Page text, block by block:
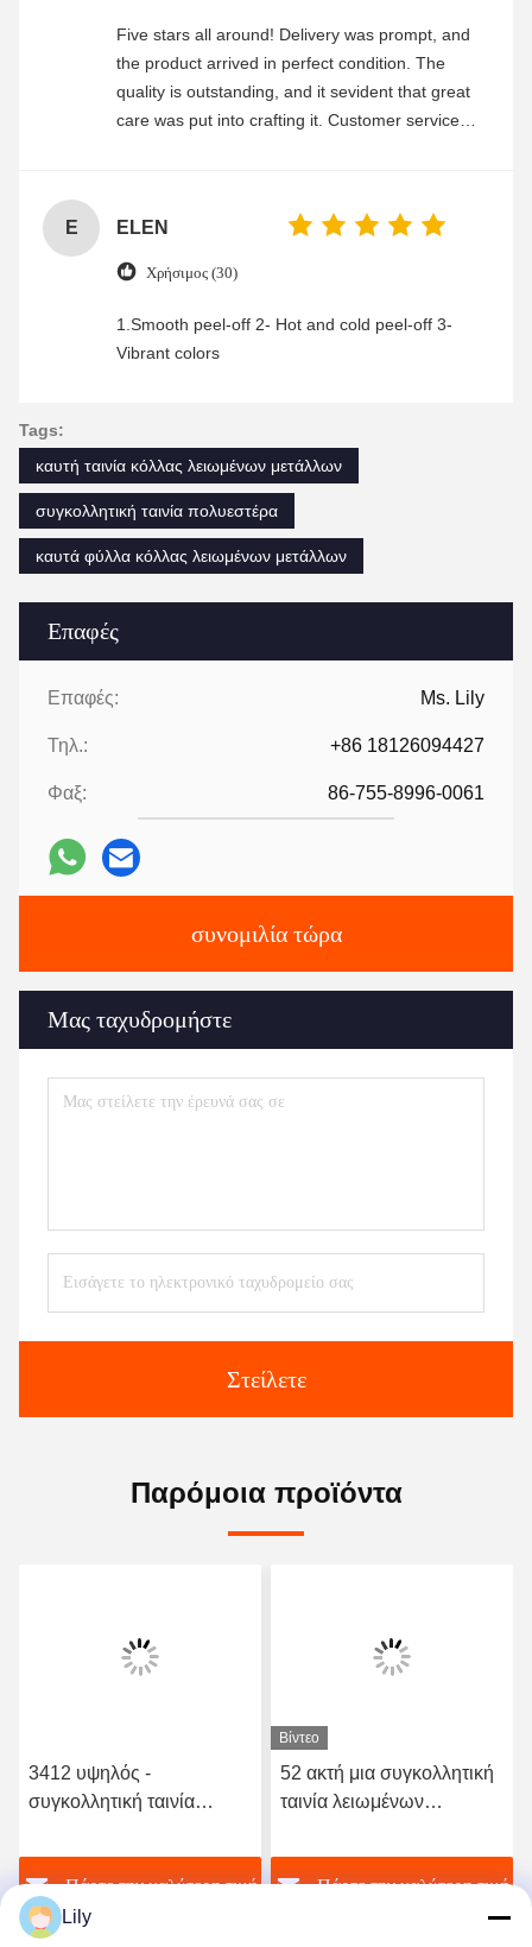
Επαφές
Επαφές: Ms. Lily
Τηλ.: +86 18126094427
Φαξ: 86-755-8996-0061
συνομιλία τώρα
Μας ταχυδρομήστε
Στείλετε
Five stars all around! Delivery was prompt, and
the product arrived in perfect condition. The
quality is outstanding, and it sevident that great
care was put into crafting it. Customer service
E ELEN
Χρήσιμος (30)
1.Smooth peel-off 2- Hot and cold peel-off 3-
Vibrant colors
Tags:
καυτή ταινία κόλλας λειωμένων μετάλλων
συγκολλητική ταινία πολυεστέρα
καυτά φύλλα κόλλας λειωμένων μετάλλων
Παρόμοια προϊόντα
3412 υψηλός -
συγκολλητική ταινία
ποιοτικού ελαστική
πολυουρεθάνιου καυτή
Πάρτε την καλύτερη τιμή
Βίντεο
52 ακτή μια συγκολλητική
ταινία λειωμένων
TPU καυτή για το άνευ
ραφής εσώρουχο
Πάρτε την καλύτερη τιμή
Lily